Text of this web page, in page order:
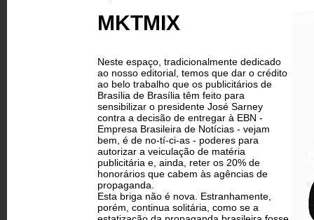
MKTMIX
Neste espaço, tradicionalmente dedicado
ao nosso editorial, temos que dar o crédito
ao belo trabalho que os publicitários de
Brasília de Brasília têm feito para
sensibilizar o presidente José Sarney
contra a decisão de entregar à EBN -
Empresa Brasileira de Notícias - vejam
bem, é de no-tí-ci-as - poderes para
autorizar a veiculação de matéria
publicitária e, ainda, reter os 20% de
honorários que cabem às agências de
propaganda.
Esta briga não é nova. Estranhamente,
porém, continua solitária, como se a